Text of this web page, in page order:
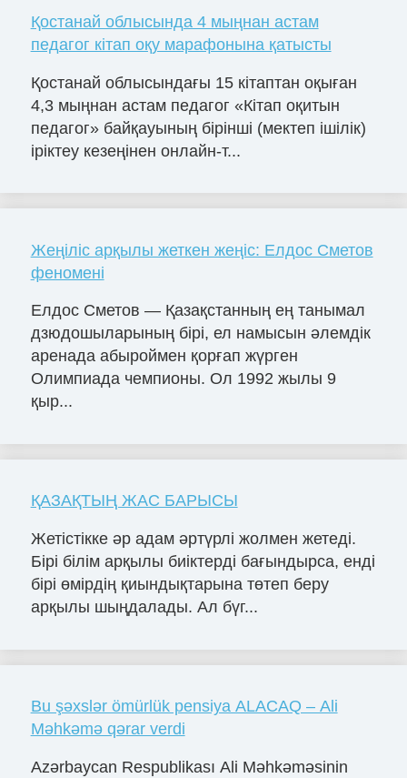
Қостанай облысында 4 мыңнан астам
педагог кітап оқу марафонына қатысты
Қостанай облысындағы 15 кітаптан оқыған
4,3 мыңнан астам педагог «Кітап оқитын
педагог» байқауының бірінші (мектеп ішілік)
іріктеу кезеңінен онлайн-т...
Жеңіліс арқылы жеткен жеңіс: Елдос Сметов
феномені
Елдос Сметов — Қазақстанның ең танымал
дзюдошыларының бірі, ел намысын әлемдік
аренада абыроймен қорғап жүрген
Олимпиада чемпионы. Ол 1992 жылы 9
қыр...
ҚАЗАҚТЫҢ ЖАС БАРЫСЫ
Жетістікке әр адам әртүрлі жолмен жетеді.
Бірі білім арқылы биіктерді бағындырса, енді
бірі өмірдің қиындықтарына төтеп беру
арқылы шыңдалады. Ал бүг...
Bu şəxslər ömürlük pensiya ALACAQ – Ali
Məhkəmə qərar verdi
Azərbaycan Respublikası Ali Məhkəməsinin